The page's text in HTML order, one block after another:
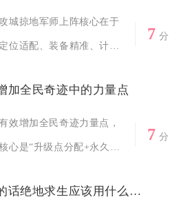
城掠地军师上阵核心在于
定位适配、装备精准、计策
7 分
加全民奇迹中的力量点
效增加全民奇迹力量点，
心是“升级点分配+永久果
7 分
打近中距离的话绝地求生应该用什么枪支